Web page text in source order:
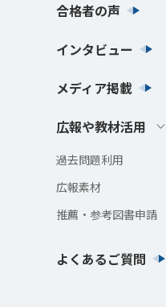
合格者の声
インタビュー
メディア掲載
広報や教材活用
過去問題利用
広報素材
推薦・参考図書申請
よくあるご質問